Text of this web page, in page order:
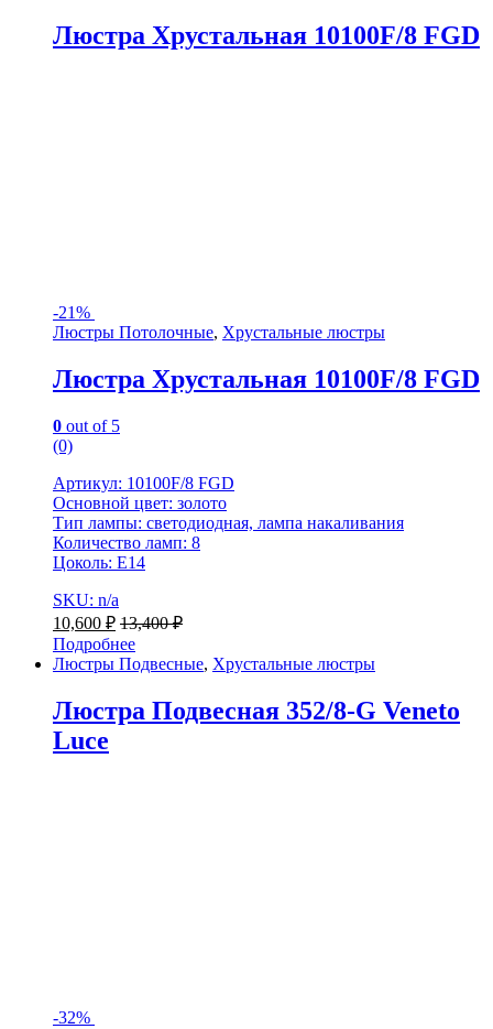
Люстра Хрустальная 10100F/8 FGD
-21%
Люстры Потолочные, Хрустальные люстры
Люстра Хрустальная 10100F/8 FGD
0 out of 5
(0)
Артикул: 10100F/8 FGD
Основной цвет: золото
Тип лампы: светодиодная, лампа накаливания
Количество ламп: 8
Цоколь: Е14
SKU: n/a
10,600 ₽ 13,400₽
Подробнее
Люстры Подвесные, Хрустальные люстры
Люстра Подвесная 352/8-G Veneto
Luce
-32%